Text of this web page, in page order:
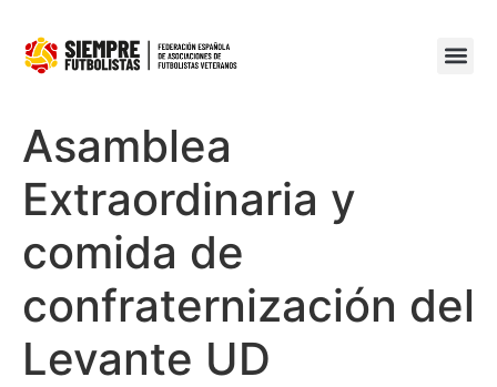
Asamblea
Extraordinaria y
comida de
confraternización del
Levante UD